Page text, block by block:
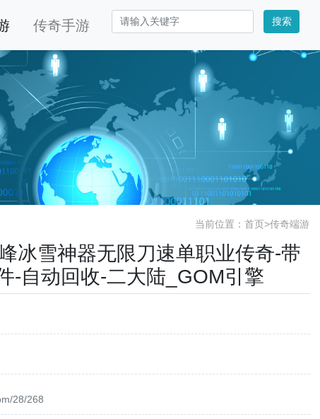
传奇手游 搜索
当前位置： 首页>传奇端游
冰雪神器无限刀速单职业传奇-带
-自动回收-二大陆_GOM引擎
28/268